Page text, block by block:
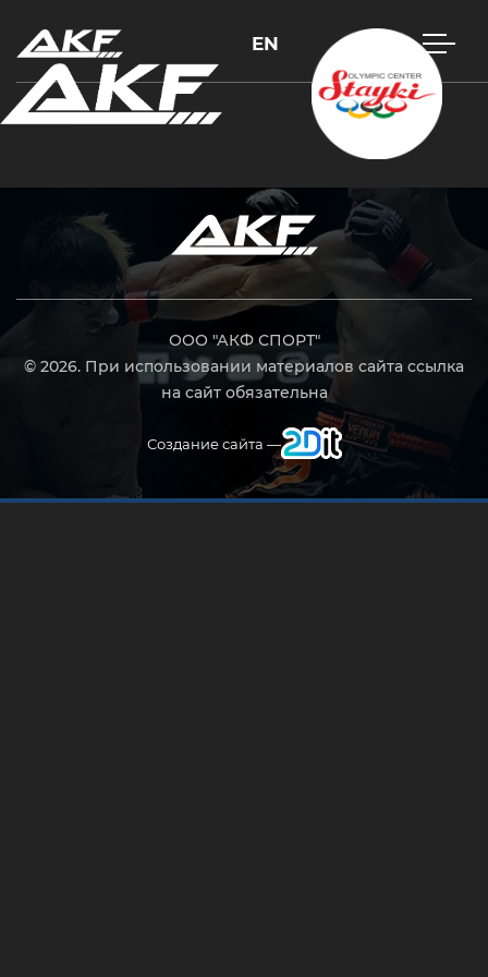
EN
ООО "АКФ СПОРТ"
© 2026. При использовании материалов сайта ссылка
на сайт обязательна
Создание сайта —
Нажмите Enter для поиска или Esc, чтобы закрыть